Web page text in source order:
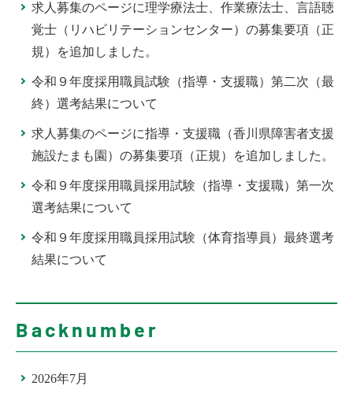
求人募集のページに理学療法士、作業療法士、言語聴
覚士（リハビリテーションセンター）の募集要項（正
規）を追加しました。
令和９年度採用職員試験（指導・支援職）第二次（最
終）選考結果について
求人募集のページに指導・支援職（香川県障害者支援
施設たまも園）の募集要項（正規）を追加しました。
令和９年度採用職員採用試験（指導・支援職）第一次
選考結果について
令和９年度採用職員採用試験（体育指導員）最終選考
結果について
Backnumber
2026年7月